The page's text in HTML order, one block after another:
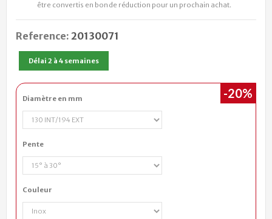
être convertis en bon de réduction pour un prochain achat.
Reference: 20130071
Délai 2 à 4 semaines
Diamètre en mm
Pente
Couleur
-20%